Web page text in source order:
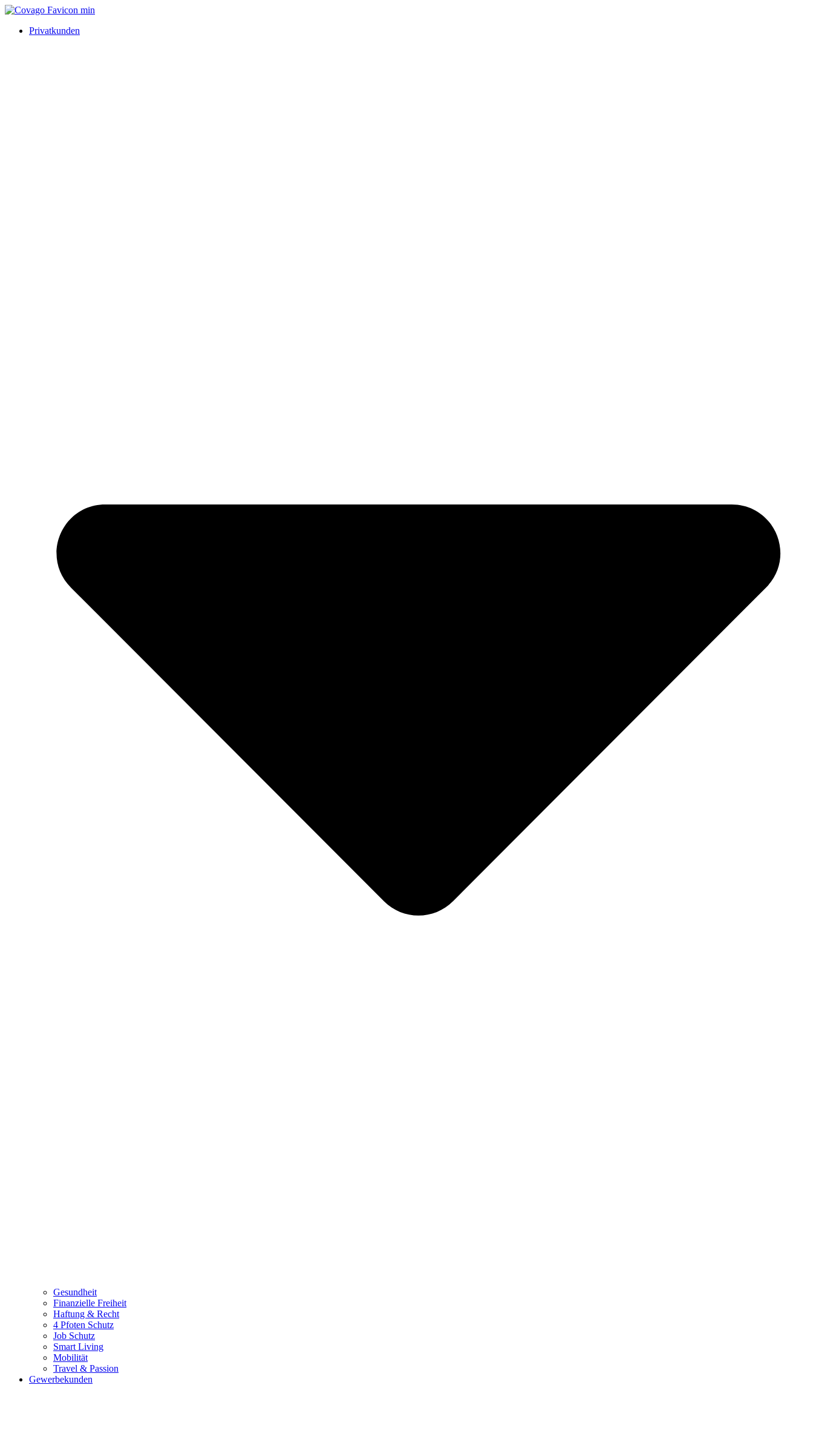
Privatkunden
Gesundheit
Finanzielle Freiheit
Haftung & Recht
4 Pfoten Schutz
Job Schutz
Smart Living
Mobilität
Travel & Passion
Gewerbekunden